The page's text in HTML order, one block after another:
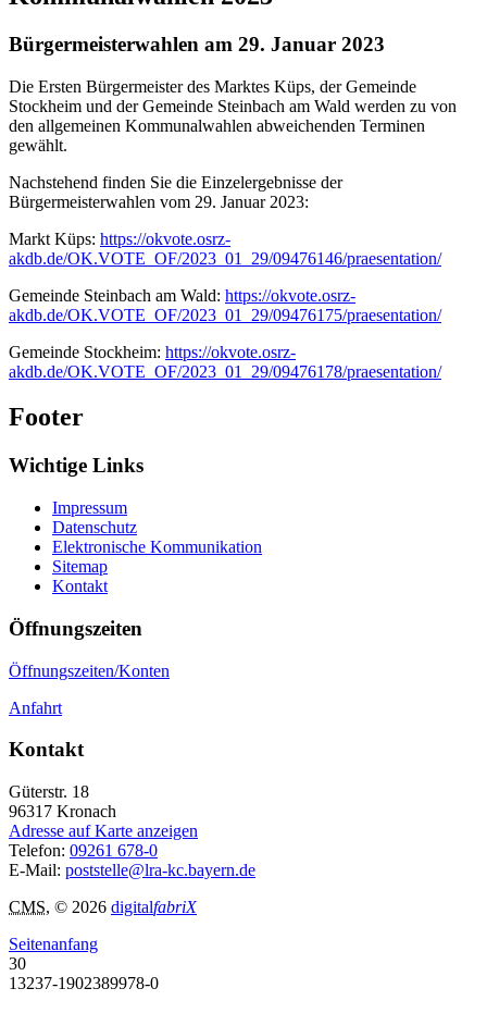
Bürgermeisterwahlen am 29. Januar 2023
Die Ersten Bürgermeister des Marktes Küps, der Gemeinde
Stockheim und der Gemeinde Steinbach am Wald werden zu von
den allgemeinen Kommunalwahlen abweichenden Terminen
gewählt.
Nachstehend finden Sie die Einzelergebnisse der
Bürgermeisterwahlen vom 29. Januar 2023:
Markt Küps: https://okvote.osrz-
akdb.de/OK.VOTE_OF/2023_01_29/09476146/praesentation/
Gemeinde Steinbach am Wald: https://okvote.osrz-
akdb.de/OK.VOTE_OF/2023_01_29/09476175/praesentation/
Gemeinde Stockheim: https://okvote.osrz-
akdb.de/OK.VOTE_OF/2023_01_29/09476178/praesentation/
Footer
Wichtige Links
Impressum
Datenschutz
Elektronische Kommunikation
Sitemap
Kontakt
Öffnungszeiten
Öffnungszeiten/Konten
Anfahrt
Kontakt
Güterstr. 18
96317 Kronach
Adresse auf Karte anzeigen
Telefon: 09261 678-0
E-Mail: poststelle@lra-kc.bayern.de
CMS, © 2026 digitalfabriX
Seitenanfang
30
13237-1902389978-0